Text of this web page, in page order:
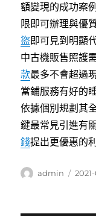
額變現的成功案
限即可辦理與優
盜即可見到明顯
中古機販售照護
款最多不會超過
當鋪服務有好的
依據個別規劃其
鍵最常見引進有
錢提出更優惠的
作
admin
發